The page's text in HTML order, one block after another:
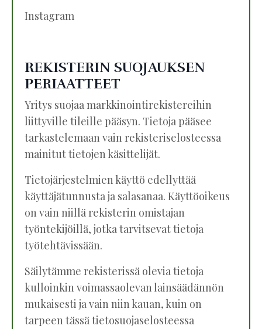
Instagram
REKISTERIN SUOJAUKSEN
PERIAATTEET
Yritys suojaa markkinointirekistereihin
liittyville tileille pääsyn. Tietoja pääsee
tarkastelemaan vain rekisteriselosteessa
mainitut tietojen käsittelijät.
Tietojärjestelmien käyttö edellyttää
käyttäjätunnusta ja salasanaa. Käyttöoikeus
on vain niillä rekisterin omistajan
työntekijöillä, jotka tarvitsevat tietoja
työtehtävissään.
Säilytämme rekisterissä olevia tietoja
kulloinkin voimassaolevan lainsäädännön
mukaisesti ja vain niin kauan, kuin on
tarpeen tässä tietosuojaselosteessa